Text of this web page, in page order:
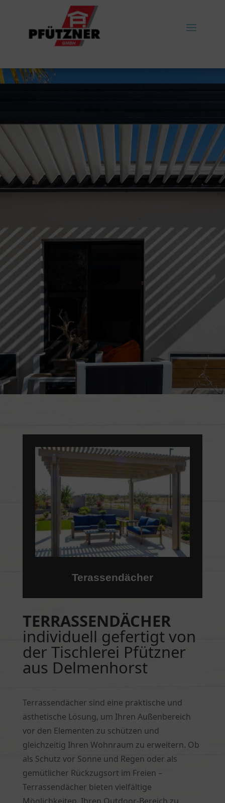
Terassendächer
TERRASSENDÄCHER
individuell gefertigt von
der Tischlerei Pfützner
aus Delmenhorst
Terrassendächer sind eine praktische und
ästhetische Lösung, um Ihren Außenbereich
vor den Elementen zu schützen und
gleichzeitig Ihren Wohnraum zu erweitern. Ob
als Schutz vor Sonne und Regen oder als
gemütlicher Rückzugsort im Freien –
Terrassendächer bieten vielfältige